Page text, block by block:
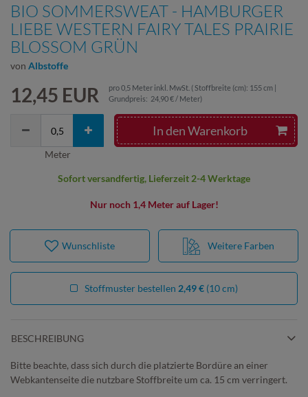
BIO SOMMERSWEAT - HAMBURGER
LIEBE WESTERN FAIRY TALES PRAIRIE
BLOSSOM GRÜN
von Albstoffe
12,45 EUR pro0,5 Meter inkl. MwSt. ( Stoffbreite (cm): 155 cm |
Grundpreis: 24,90 € / Meter)
Nur noch 1,4 Meter auf Lager!
In den Warenkorb
Meter
Sofort versandfertig, Lieferzeit 2-4 Werktage
Weitere Farben
Wunschliste
Stoffmuster bestellen 2,49 € (10 cm)
BESCHREIBUNG
Bitte beachte, dass sich durch die platzierte Bordüre an einer
Webkantenseite die nutzbare Stoffbreite um ca. 15 cm verringert.